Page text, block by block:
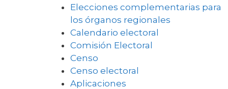
Elecciones complementarias para
los órganos regionales
Calendario electoral
Comisión Electoral
Censo
Censo electoral
Aplicaciones